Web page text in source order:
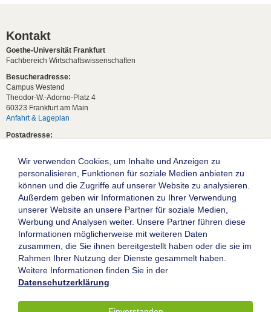
Kontakt
Goethe-Universität Frankfurt
Fachbereich Wirtschaftswissenschaften
Besucheradresse:
Campus Westend
Theodor-W.-Adorno-Platz 4
60323 Frankfurt am Main
Anfahrt & Lageplan
Postadresse:
Studentische Anfragen:
studium[at]wiwi.uni-frankfurt[dot]de
Allgemeine Anfragen:
dekanat02[at]wiwi.uni-frankfurt[dot]de
Die Goethe-Universität Frankfurt am Main
Impressum
Datenschutz
Barrierefreiheit
Wir verwenden Cookies, um Inhalte und Anzeigen zu
personalisieren, Funktionen für soziale Medien anbieten zu
können und die Zugriffe auf unserer Website zu analysieren.
Außerdem geben wir Informationen zu Ihrer Verwendung
unserer Website an unsere Partner für soziale Medien,
Werbung und Analysen weiter. Unsere Partner führen diese
Informationen möglicherweise mit weiteren Daten
zusammen, die Sie ihnen bereitgestellt haben oder die sie im
Rahmen Ihrer Nutzung der Dienste gesammelt haben.
Weitere Informationen finden Sie in der
Datenschutzerklärung